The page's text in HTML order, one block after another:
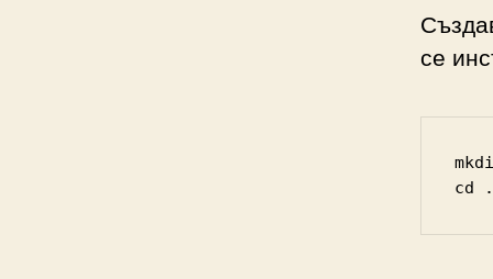
се
cd